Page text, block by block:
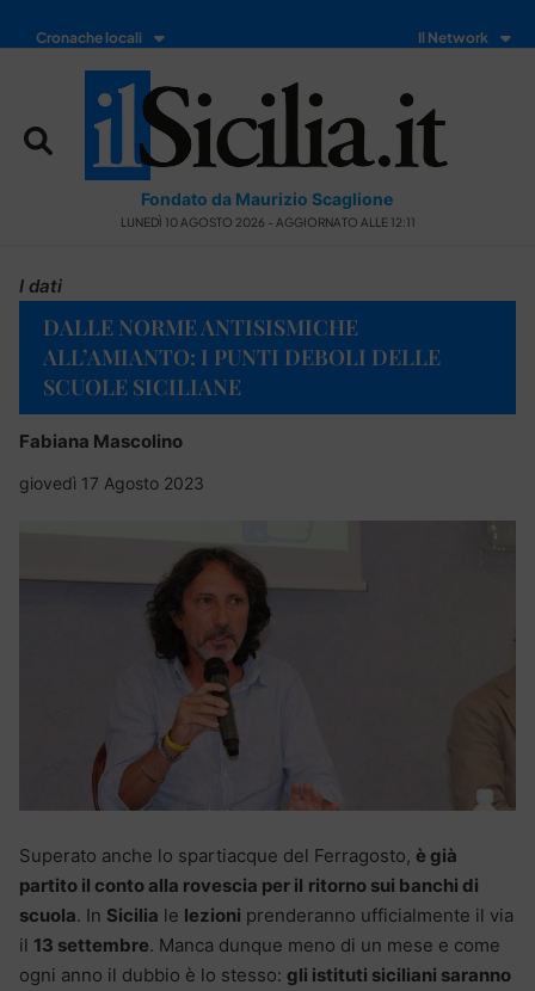
Cronache locali Il Network
Fondato da Maurizio Scaglione
LUNEDÌ 10 AGOSTO 2026 - AGGIORNATO ALLE 12:11
I dati
DALLE NORME ANTISISMICHE
ALL’AMIANTO: I PUNTI DEBOLI DELLE
SCUOLE SICILIANE
Fabiana Mascolino
giovedì 17 Agosto 2023
Superato anche lo spartiacque del Ferragosto, è già
partito il conto alla rovescia per il ritorno sui banchi di
scuola. In Sicilia le lezioni prenderanno ufficialmente il via
il 13 settembre. Manca dunque meno di un mese e come
ogni anno il dubbio è lo stesso: gli istituti siciliani saranno